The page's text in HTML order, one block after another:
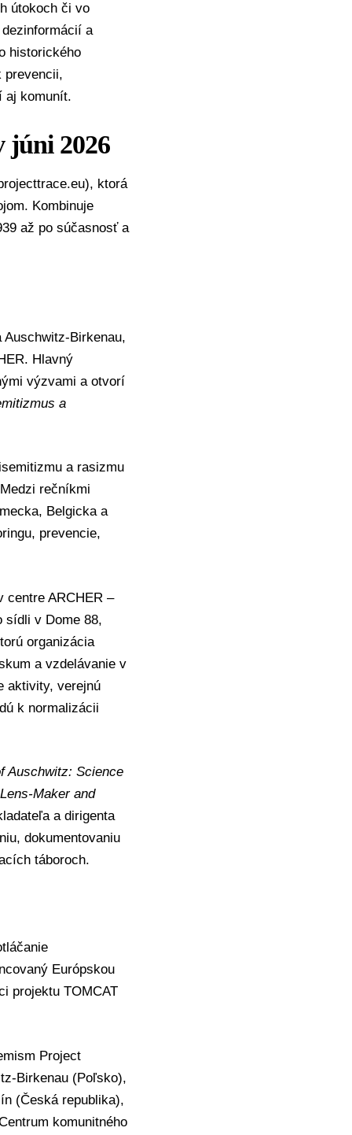
útokoch či vo
a
historického
prevencii,
aj komunít.
júni 2026
), ktorá
Kombinuje
až po súčasnosť a
Birkenau,
Hlavný
výzvami a otvorí
a
a rasizmu
rečníkmi
Belgicka a
prevencie,
centre ARCHER –
sídli v Dome 88,
organizácia
a vzdelávanie v
aktivity, verejnú
k normalizácii
Auschwitz: Science
Maker and
a dirigenta
dokumentovaniu
táboroch.
Európskou
projektu TOMCAT
Project
Birkenau (Poľsko),
(Česká republika),
komunitného